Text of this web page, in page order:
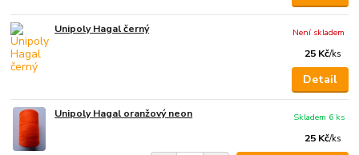
Unipoly Hagal černý
25 Kč/ks
Není skladem
Detail
Unipoly Hagal oranžový neon
25 Kč/ks
Skladem 6 ks